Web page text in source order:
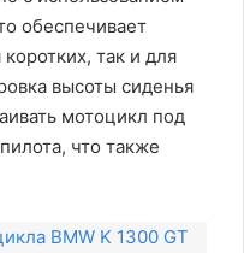
обеспечивает
так и для
высоты сиденья
мотоцикл под
что также
BMW K 1300 GT